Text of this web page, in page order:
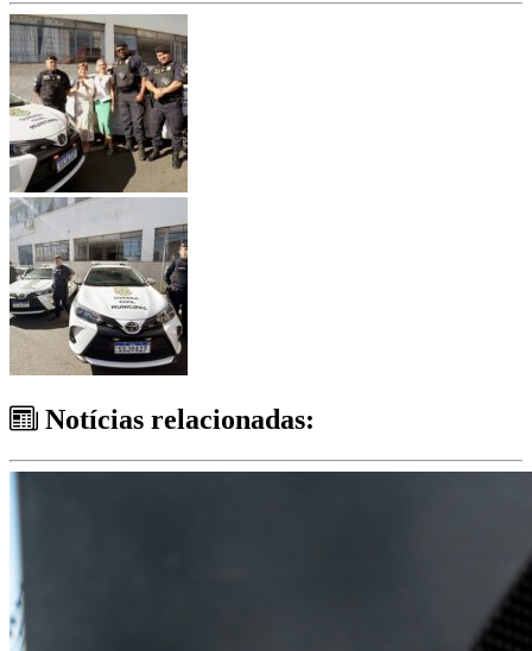
Notícias relacionadas: